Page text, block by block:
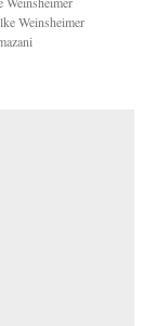
Weinsheimer